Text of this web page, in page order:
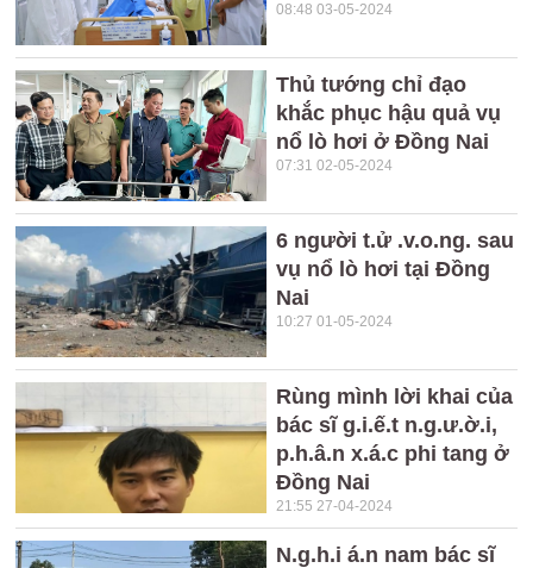
08:48 03-05-2024
Thủ tướng chỉ đạo
khắc phục hậu quả vụ
nổ lò hơi ở Đồng Nai
07:31 02-05-2024
6 người t.ử .v.o.ng. sau
vụ nổ lò hơi tại Đồng
Nai
10:27 01-05-2024
Rùng mình lời khai của
bác sĩ g.i.ế.t n.g.ư.ờ.i,
p.h.â.n x.á.c phi tang ở
Đồng Nai
21:55 27-04-2024
N.g.h.i á.n nam bác sĩ